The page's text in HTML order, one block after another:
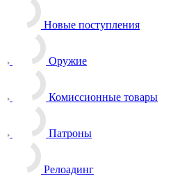
Новые поступления
Оружие
Комиссионные товары
Патроны
Релоадинг